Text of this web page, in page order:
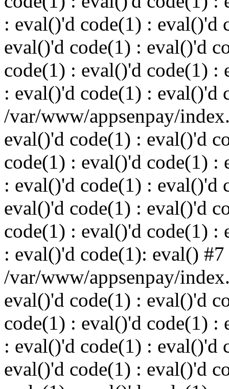
: eval()'d code(1) : eval()'d
eval()'d code(1) : eval()'d
code(1) : eval()'d code(1) :
: eval()'d code(1) : eval()'d
/var/www/appsenpay/
eval()'d code(1) : eval()'d
code(1) : eval()'d code(1) :
: eval()'d code(1) : eval()'d
eval()'d code(1) : eval()'d
code(1) : eval()'d code(1) :
: eval()'d code(1): eval() #7
/var/www/appsenpay/
eval()'d code(1) : eval()'d
code(1) : eval()'d code(1) :
: eval()'d code(1) : eval()'d
eval()'d code(1) : eval()'d